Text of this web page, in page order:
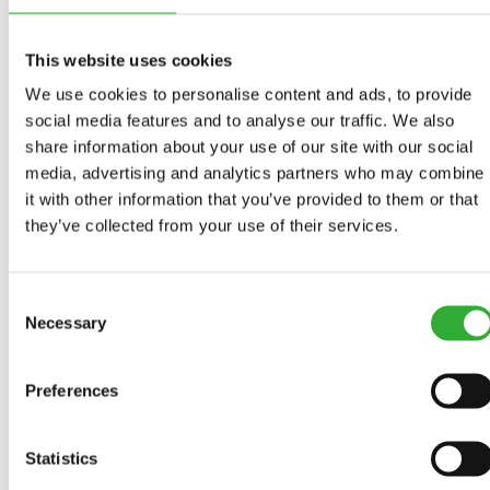
This website uses cookies
We use cookies to personalise content and ads, to provide
social media features and to analyse our traffic. We also
share information about your use of our site with our social
media, advertising and analytics partners who may combine
it with other information that you’ve provided to them or that
they’ve collected from your use of their services.
Selection
Necessary
Preferences
Statistics
KG
TYLNY,
29
KG
DŹWIĘKOWY SYGNALIZATOR COFANIA ODKRYJ
DŹWIĘKOWY
SYGNALIZATOR
COFANIA
ZAWÓR PRZECIWPOŚLIZGOWY ODKRYJ
FUNKCJA “HYDRAULICZNEGO DYFERENCJAŁU”
“HYDRAULICZNEGO
DYFERENCJAŁU”
HYDRAULICZNE Z PRZODU (BEZ HYDR Z TYŁU)
DODATKOWE,
PODWÓJNE